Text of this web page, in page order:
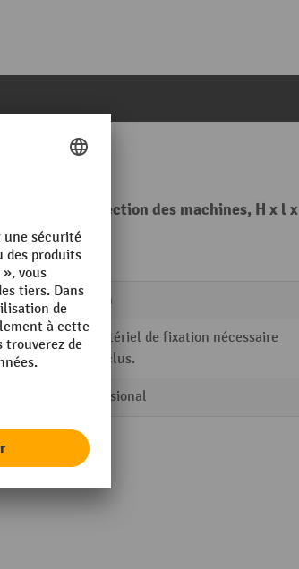
pour la protection des machines, H x l x
60 mm
Le matériel de fixation nécessaire
est inclus.
Professional